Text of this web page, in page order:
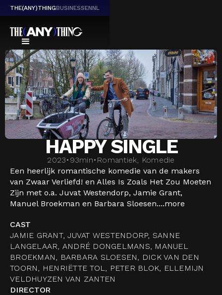
THE(ANY)THINGBUSINESSENNL
HAPPY SINGLE
2023• 93min• Romantiek, Komedie
Een heerlijk romantische komedie van de makers
van Zwaar Verliefd! en Alles Is Zoals Het Zou Moeten
Zijn met o.a. Juvat Westendorp, Jamie Grant,
Manuel Broekman en Barbara Sloesen....more
CAST
JAMIE GRANT, JUVAT WESTENDORP, SANNE
LANGELAAR, ANDRÉ DONGELMANS, MANUEL
BROEKMAN, BARBARA SLOESEN, DICK VAN DEN
TOORN, HENRIËTTE TOL, PETER BLOK, ELLEMIJN
VELDHUYZEN VAN ZANTEN
DIRECTOR